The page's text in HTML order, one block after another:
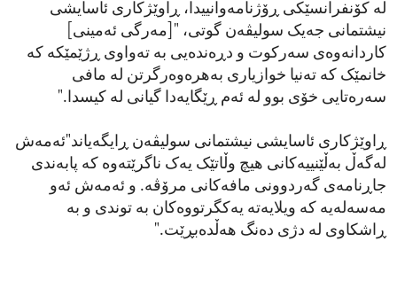
لە کۆنفرانسێكی ڕۆژنامەوانییدا، ڕاوێژکاری ئاسایشی
نیشتمانی جەیک سولیڤەن گوتی، "[مەرگی ئەمینی]
کاردانەوەی سەرکوت و دڕەندەیی بە تەواوی ڕژێمێکە کە
خانمێک کە تەنیا خوازیاری بەهرەوەرگرتن لە مافی
سەرەتایی خۆی بوو لە ئەم ڕێگایەدا گیانی لە کیسدا."
ڕاوێژکاری ئاسایشی نیشتمانی سولیڤەن ڕایگەیاند"ئەمەش
لەگەڵ بەڵێنییەکانی هیچ وڵاتێک یەک ناگرێتەوە کە پابەندی
جاڕنامەی گەردوونی مافەکانی مرۆڤە. و ئەمەش ئەو
مەسەلەیە کە ویلایەتە یەکگرتووەکان بە توندی و بە
ڕاشکاوی لە دژی دەنگ هەڵدەبڕێت."